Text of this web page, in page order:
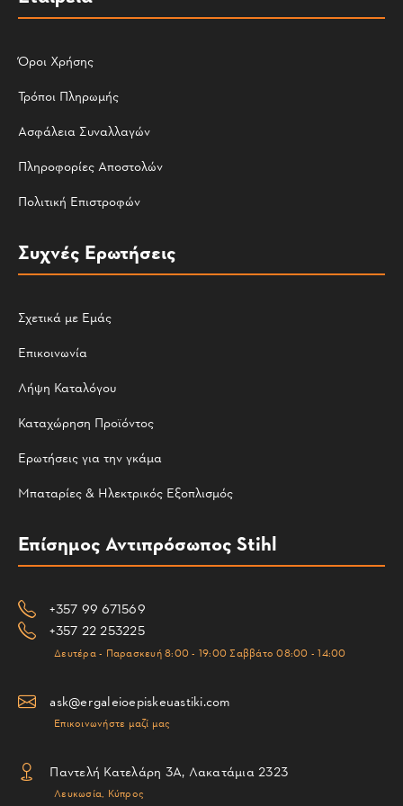
Όροι Χρήσης
Τρόποι Πληρωμής
Ασφάλεια Συναλλαγών
Πληροφορίες Αποστολών
Πολιτική Επιστροφών
Συχνές Ερωτήσεις
Σχετικά με Εμάς
Επικοινωνία
Λήψη Καταλόγου
Καταχώρηση Προϊόντος
Ερωτήσεις για την γκάμα
Μπαταρίες & Ηλεκτρικός Εξοπλισμός
Επίσημος Αντιπρόσωπος Stihl
+357 99 671569
+357 22 253225
Δευτέρα - Παρασκευή 8:00 - 19:00 Σαββάτο 08:00 - 14:00
ask@ergaleioepiskeuastiki.com
Επικοινωνήστε μαζί μας
Παντελή Κατελάρη 3Α, Λακατάμια 2323
Λευκωσία, Κύπρος